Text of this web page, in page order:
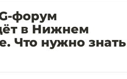
форум
в Нижнем
Что нужно знать